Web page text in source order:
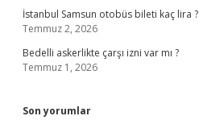
İstanbul Samsun otobüs bileti kaç lira ?
Temmuz 2, 2026
Bedelli askerlikte çarşı izni var mı ?
Temmuz 1, 2026
Son yorumlar